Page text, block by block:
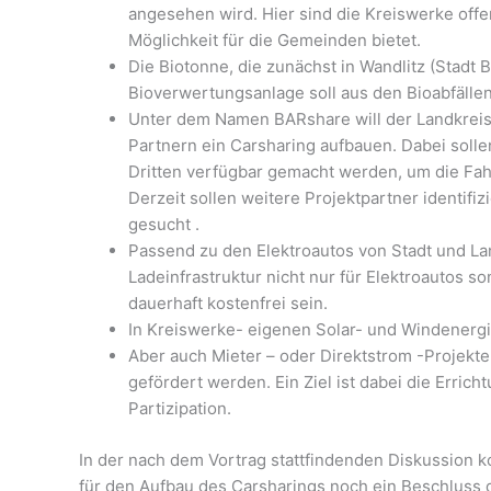
angesehen wird. Hier sind die Kreiswerke
Möglichkeit für die Gemeinden bietet.
Die Biotonne, die zunächst in Wandlitz (Stadt
Bioverwertungsanlage soll aus den
Unter dem Namen BARshare will der
Partnern ein Carsharing aufbauen. Dabei
Dritten verfügbar gemacht werden, um die
Derzeit sollen weitere Projektpartner
gesucht .
Passend zu den Elektroautos von Stadt und
Ladeinfrastruktur nicht nur für Elektroautos
dauerhaft kostenfrei sein.
In Kreiswerke- eigenen Solar- und
Aber auch Mieter – oder Direktstrom -
gefördert werden. Ein Ziel ist dabei die
Partizipation.
In der nach dem Vortrag stattfindenden Diskussion
für den Aufbau des Carsharings noch ein